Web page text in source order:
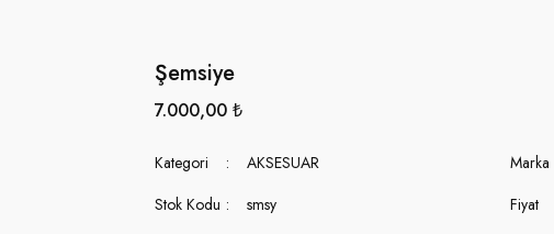
Şemsiye
7.000,00 ₺
Kategori AKSESUAR Marka
Stok Kodu
smsy Fiyat